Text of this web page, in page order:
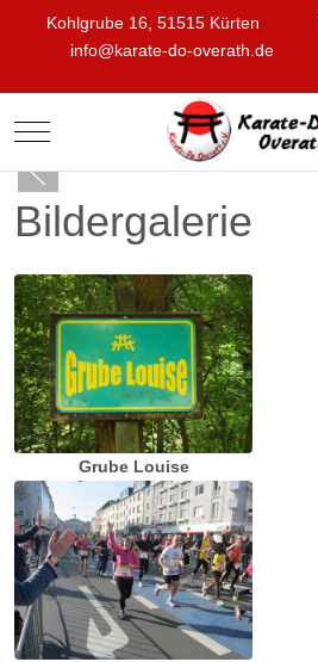
Kohlgrube 16, 51515 Kürten
info@karate-do-overath.de
Mobile Menu Toggle
Bildergalerie
Grube Louise